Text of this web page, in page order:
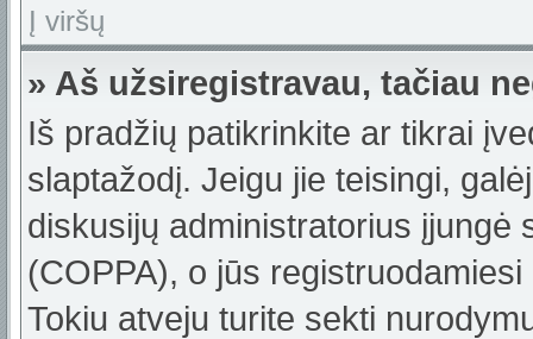
Į viršų
» Aš užsiregistravau, tačiau
Iš pradžių patikrinkite ar tikrai
slaptažodį. Jeigu jie teisingi,
diskusijų administratorius įjungė
(COPPA), o jūs
Tokiu atveju turite sekti